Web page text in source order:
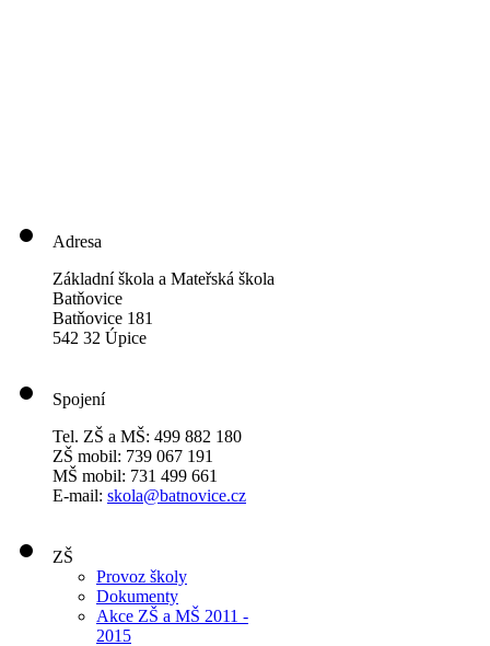
Adresa
Základní škola a Mateřská škola
Batňovice
Batňovice 181
542 32 Úpice
Spojení
Tel. ZŠ a MŠ: 499 882 180
ZŠ mobil: 739 067 191
MŠ mobil: 731 499 661
E-mail: skola@batnovice.cz
ZŠ
Provoz školy
Dokumenty
Akce ZŠ a MŠ 2011 -
2015